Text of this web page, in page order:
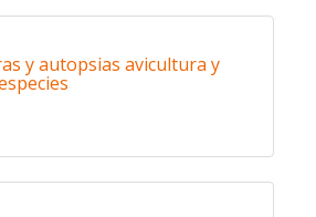
y autopsias avicultura y